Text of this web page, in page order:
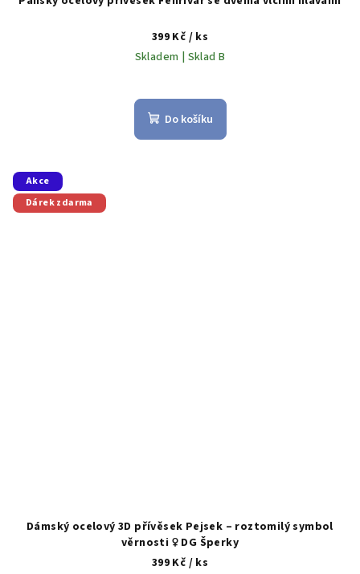
399 Kč / ks
Skladem | Sklad B
Do košíku
Akce
Dárek zdarma
Dámský ocelový 3D přívěsek Pejsek – roztomilý symbol
věrnosti ♀️ DG Šperky
399 Kč / ks